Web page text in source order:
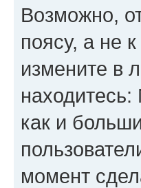
Возможно,
поясу, а не
измените в
как и
момент